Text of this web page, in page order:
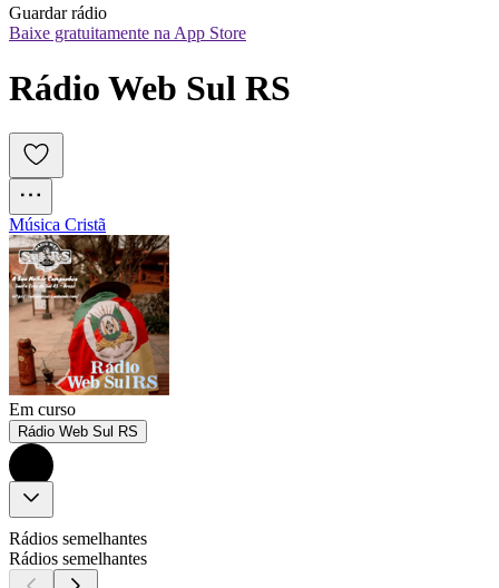
Guardar rádio
Baixe gratuitamente na App Store
Rádio Web Sul RS
Música Cristã
Em curso
Rádio Web Sul RS
Rádios semelhantes
Rádios semelhantes